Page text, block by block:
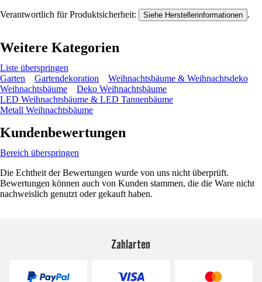
Verantwortlich für Produktsicherheit: Siehe Herstellerinformationen .
Weitere Kategorien
Liste überspringen
Garten
Gartendekoration
Weihnachtsbäume & Weihnachtsdeko
Weihnachtsbäume
Deko Weihnachtsbäume
LED Weihnachtsbäume & LED Tannenbäume
Metall Weihnachtsbäume
Kundenbewertungen
Bereich überspringen
Die Echtheit der Bewertungen wurde von uns nicht überprüft.
Bewertungen können auch von Kunden stammen, die die Ware nicht
nachweislich genutzt oder gekauft haben.
Zahlarten